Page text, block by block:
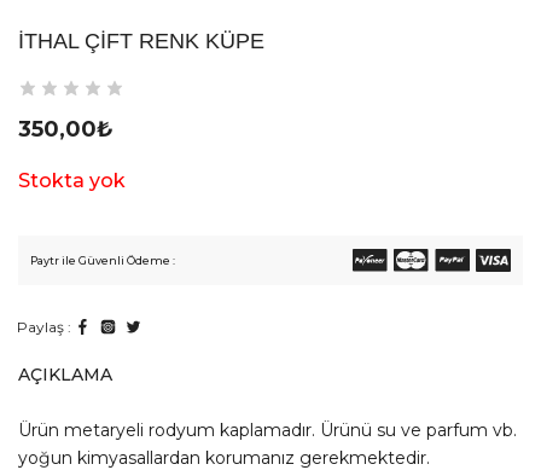
İTHAL ÇIFT RENK KÜPE
350,00₺
Stokta yok
Paytr ile Güvenli Ödeme :
Paylaş :
AÇIKLAMA
Ürün metaryeli rodyum kaplamadır. Ürünü su ve parfum vb.
yoğun kimyasallardan korumanız gerekmektedir.